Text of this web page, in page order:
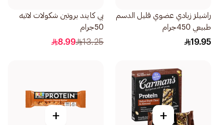
راشيلز زبادي عضوي قليل الدسم
طبيعي 450جرام
19.95
بي كايند بروتين شكولات لاتيه
50جرام
13.25
8.99
+
+